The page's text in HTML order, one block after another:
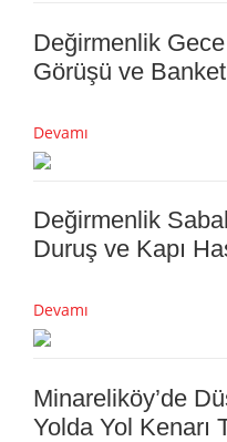
Değirmenlik Gece
Görüşü ve Banket
Devamı
Değirmenlik
Duruş ve Kapı
Devamı
Minareliköy’de
Yolda Yol Kenarı